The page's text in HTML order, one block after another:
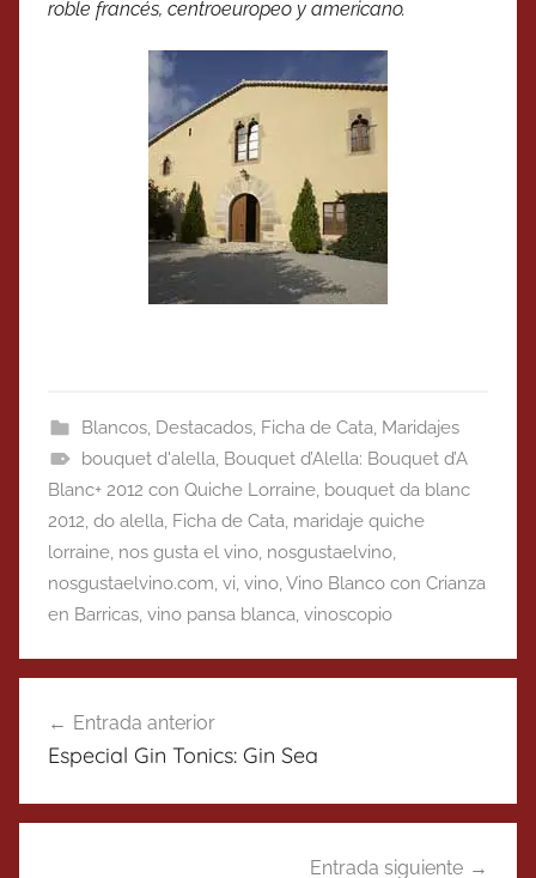
roble francés, centroeuropeo y americano.
Blancos, Destacados, Ficha de Cata, Maridajes
bouquet d'alella, Bouquet d’Alella: Bouquet d’A
Blanc+ 2012 con Quiche Lorraine, bouquet da blanc
2012, do alella, Ficha de Cata, maridaje quiche
lorraine, nos gusta el vino, nosgustaelvino,
nosgustaelvino.com, vi, vino,Vino Blanco con Crianza
en Barricas, vino pansa blanca, vinoscopio
de
Entrada anterior
Especial Gin Tonics: Gin Sea
Entrada siguiente